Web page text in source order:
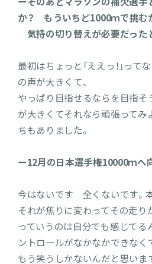
か？ もういちど1000ｍで挑む
気持の切り替えが必要だっ
最初はちょっと「ええっ！」っ
の声が大きくて、
やっぱり目指せるならを目指
が大きくてそれなら頑張ってみ
ちもありました。
ー12月の日本選手権10000ｍへ
今はないです 全くないです。本
それが焦りに変わってその走り
っていうのは自分でも感じてる
ントロールがなかなかできなく
もう笑うしかないんだと思いま